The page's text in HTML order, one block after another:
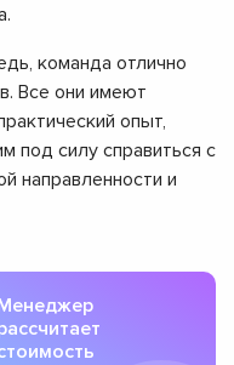
команда отлично
Все они имеют
опыт,
под силу справиться с
направленности и